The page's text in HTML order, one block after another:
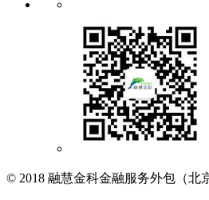
© 2018 融慧金科金融服务外包（北